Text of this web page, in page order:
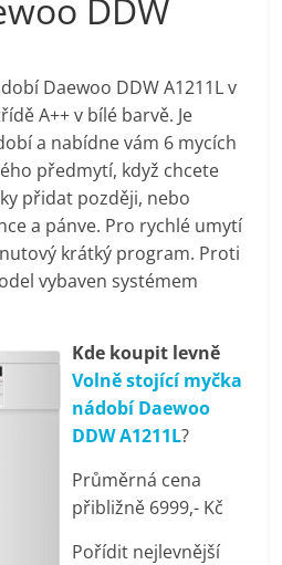
DDW
Daewoo DDW A1211L v
A++ v bílé barvě. Je
a nabídne vám 6 mycích
předmytí, když chcete
přidat později, nebo
a pánve. Pro rychlé umytí
krátký program. Proti
vybaven systémem
Kde koupit levně
Volně stojící myčka
nádobí Daewoo
DDW A1211L?
Průměrná cena
přibližně 6999,- Kč
Pořídit nejlevnější